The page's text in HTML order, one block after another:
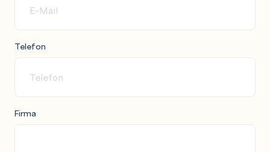
Telefon
Firma